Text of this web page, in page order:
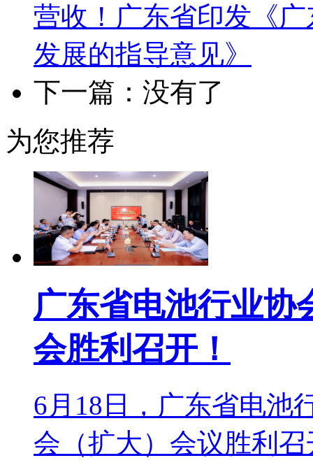
营收！广东省印发《
发展的指导意见》
下一篇：没有了
为您推荐
广东省电池行业协
会胜利召开！
6月18日，广东省电池
会（扩大）会议胜利